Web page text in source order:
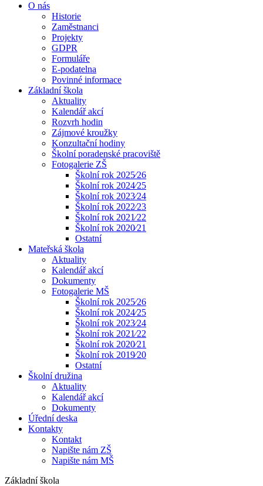
O nás
Historie
Zaměstnanci
Projekty
GDPR
Formuláře
E-podatelna
Povinné informace
Základní škola
Aktuality
Kalendář akcí
Rozvrh hodin
Zájmové kroužky
Konzultační hodiny
Školní poradenské pracoviště
Fotogalerie ZŠ
Školní rok 2025⁄26
Školní rok 2024⁄25
Školní rok 2023⁄24
Školní rok 2022⁄23
Školní rok 2021⁄22
Školní rok 2020⁄21
Ostatní
Mateřská škola
Aktuality
Kalendář akcí
Dokumenty
Fotogalerie MŠ
Školní rok 2025⁄26
Školní rok 2024⁄25
Školní rok 2023⁄24
Školní rok 2021⁄22
Školní rok 2020⁄21
Školní rok 2019⁄20
Ostatní
Školní družina
Aktuality
Kalendář akcí
Dokumenty
Úřední deska
Kontakty
Kontakt
Napište nám ZŠ
Napište nám MŠ
Základní škola